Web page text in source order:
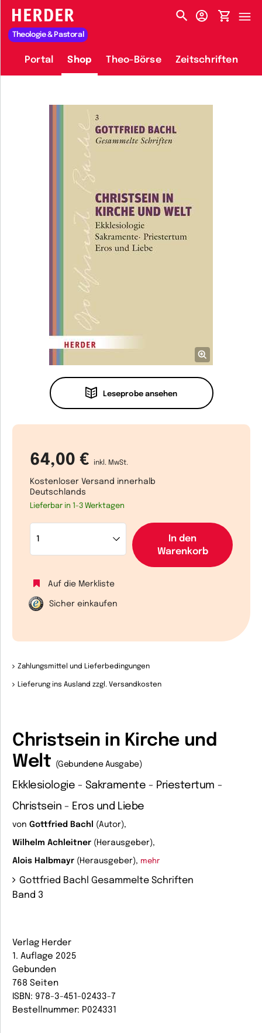
HERDER-MENÜ
Theologie & Pastoral
Portal Shop Theo-Börse Zeitschriften
Leseprobe ansehen
64,00 € inkl. MwSt.
Kostenloser Versand innerhalb
Deutschlands
Lieferbar in 1-3 Werktagen
In den
Warenkorb
Auf die Merkliste
Sicher einkaufen
Zahlungsmittel und Lieferbedingungen
Lieferung ins Ausland zzgl. Versandkosten
Christsein in Kirche und
Welt
(Gebundene Ausgabe)
Ekklesiologie - Sakramente - Priestertum -
Christsein - Eros und Liebe
von Gottfried Bachl (Autor),
Wilhelm Achleitner (Herausgeber),
Alois Halbmayr (Herausgeber), mehr
Gottfried Bachl Gesammelte Schriften
Band 3
Verlag Herder
1. Auflage 2025
Gebunden
768 Seiten
ISBN: 978-3-451-02433-7
Bestellnummer: P024331